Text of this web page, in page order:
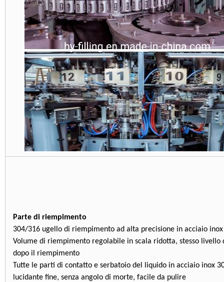
Parte di riempimento
304/316 ugello di riempimento ad alta precisione in acciaio inox
Volume di riempimento regolabile in scala ridotta, stesso livello
dopo il riempimento
Tutte le parti di contatto e serbatoio del liquido in acciaio inox
lucidante fine, senza angolo di morte, facile da pulire